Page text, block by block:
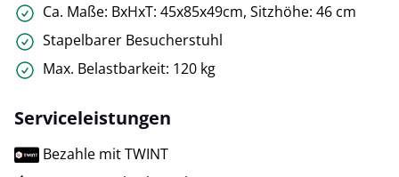
Ca. Maße: BxHxT: 45x85x49cm, Sitzhöhe: 46 cm
Stapelbarer Besucherstuhl
Max. Belastbarkeit: 120 kg
Serviceleistungen
Bezahle mit TWINT